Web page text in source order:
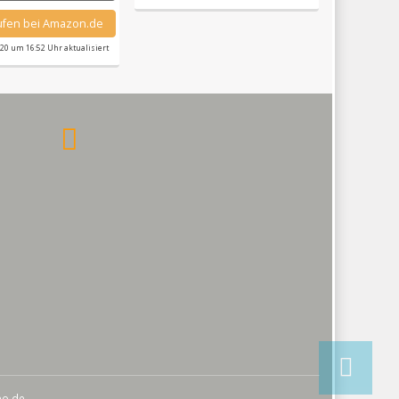
bei Amazon.de
um 16:52 Uhr aktualisiert